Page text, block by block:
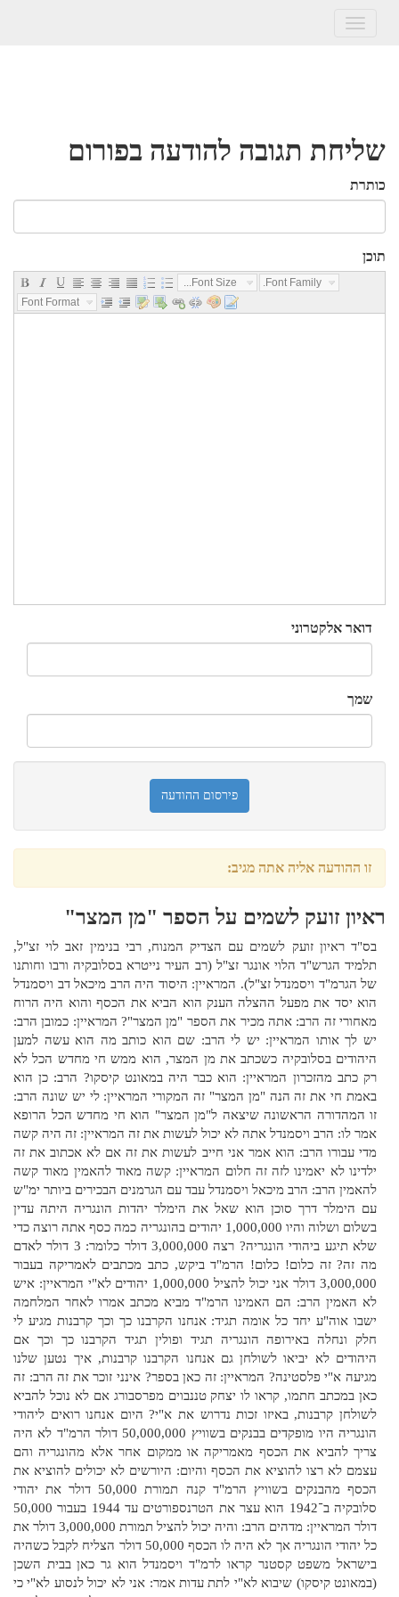
Toggle
שליחת תגובה להודעה בפורום
כותרת
תוכן
Font Size...
Font Family...
Font Format...
דואר אלקטרוני
שמך
זו ההודעה אליה אתה מגיב:
ראיון זועק לשמים על הספר "מן המצר"
בס"ד ראיון זועק לשמים עם הצדיק המנוח, רבי בנימין זאב לוי זצ"ל,
תלמיד הגרש"ד הלוי אונגר זצ"ל (רב העיר נייטרא בסלובקיה ורבו וחותנו
של הגרמ"ד ויסמנדל זצ"ל). המראיין: היסוד היה הרב מיכאל דב ויסמנדל
הוא יסד את מפעל ההצלה הענק הוא הביא את הכסף והוא היה הרוח
מאחורי זה הרב: אתה מכיר את הספר "מן המצר"? המראיין: כמובן הרב:
יש לך אותו המראיין: יש לי הרב: שם הוא כותב מה הוא עשה למען
היהודים בסלובקיה כשכתב את מן המצר, הוא ממש חי מחדש הכל לא
רק כתב מהזכרון המראיין: הוא כבר היה במאונט קיסקו? הרב: כן הוא
באמת חי את זה הנה "מן המצר" זה המקורי המראיין: לי יש שונה הרב:
זו המהדורה הראשונה שיצאה ל"מן המצר" הוא חי מחדש הכל הרופא
אמר לו: הרב ויסמנדל אתה לא יכול לעשות את זה המראיין: זה היה קשה
מדי עבורו הרב: הוא אמר אני חייב לעשות את זה אם לא אכתוב את זה
ילדינו לא יאמינו לזה זה חלום המראיין: קשה מאוד להאמין מאוד קשה
להאמין הרב: הרב מיכאל ויסמנדל עבד עם הגרמנים הבכירים ביותר ימ"ש
עם הימלר דרך סוכן הוא שאל את הימלר יהדות הונגריה היתה עדין
בשלום ושלוה והיו 1,000,000 יהודים בהונגריה כמה כסף אתה רוצה כדי
שלא תיגע ביהודי הונגריה? רצה 3,000,000 דולר כלומר: 3 דולר לאדם
מה זה? זה כלום! כלום! הרמ"ד ביקש, כתב מכתבים לאמריקה בעבור
3,000,000 דולר אני יכול להציל 1,000,000 יהודים לא"י המראיין: איש
לא האמין הרב: הם האמינו הרמ"ד מביא מכתב אמרו לאחר המלחמה
ישבו אוה"ע יחד כל אומה תגיד: אנחנו הקרבנו כך וכך קרבנות מגיע לי
חלק ונחלה באירופה הונגריה תגיד ופולין תגיד הקרבנו כך וכך אם
היהודים לא יביאו לשולחן גם אנחנו הקרבנו קרבנות, איך נטען שלנו
מגיעה א"י פלסטינה? המראיין: זה כאן בספר? אינני זוכר את זה הרב: זה
כאן במכתב חתמו, קראו לו יצחק טננבוים מפרסבורג אם לא נוכל להביא
לשולחן קרבנות, באיזו זכות נדרוש את א"י? היום אנחנו רואים ליהודי
הונגריה היו מופקדים בבנקים בשוויץ 50,000,000 דולר הרמ"ד לא היה
צריך להביא את הכסף מאמריקה או ממקום אחר אלא מהונגריה והם
עצמם לא רצו להוציא את הכסף והיום: היורשים לא יכולים להוציא את
הכסף מהבנקים בשוויץ הרמ"ד קנה תמורת 50,000 דולר את יהודי
סלובקיה ב־1942 הוא עצר את הטרנספורטים עד 1944 בעבור 50,000
דולר המראיין: מדהים הרב: והיה יכול להציל תמורת 3,000,000 דולר את
כל יהודי הונגריה אך לא היה לו הכסף 50,000 דולר הצליח לקבל כשהיה
בישראל משפט קסטנר קראו לרמ"ד ויסמנדל הוא גר כאן בבית השכן
(במאונט קיסקו) שיבוא לא"י לתת עדות אמר: אני לא יכול לנסוע לא"י כי